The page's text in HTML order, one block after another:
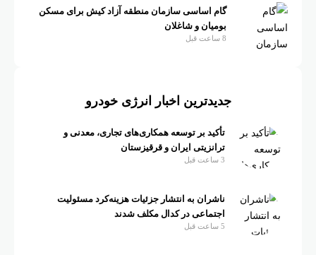
گام اساسی سازمان منطقه آزاد کیش برای مسکن
بومیان و شاغلان
جدیدترین اخبار انرژی خودرو
تأکید بر توسعه همکاری‌های تجاری، معدنی و
ترانزیتی ایران و قرقیزستان
ناشران به انتشار جزئیات هزینه‌کرد مسئولیت
اجتماعی در کدال مکلف شدند